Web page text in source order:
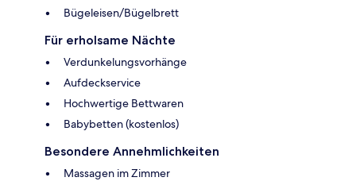
Bügeleisen/Bügelbrett
Für erholsame Nächte
Verdunkelungsvorhänge
Aufdeckservice
Hochwertige Bettwaren
Babybetten (kostenlos)
Besondere Annehmlichkeiten
Massagen im Zimmer